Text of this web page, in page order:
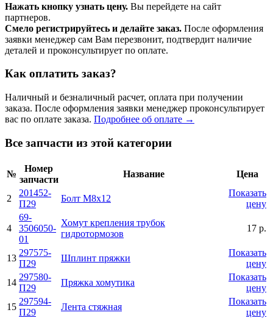
Нажать кнопку узнать цену. Вы перейдете на сайт
партнеров.
Смело регистрируйтесь и делайте заказ. После оформления
заявки менеджер сам Вам перезвонит, подтвердит наличие
деталей и проконсультирует по оплате.
Как оплатить заказ?
Наличный и безналичный расчет, оплата при получении
заказа. После оформления заявки менеджер проконсультирует
вас по оплате заказа. Подробнее об оплате →
Все запчасти из этой категории
№
Номер
запчасти
Название Цена
2
201452-
П29
Болт М8х12
Показать
цену
4
69-
3506050-
01
Хомут крепления трубок
гидротормозов
17 р.
13
297575-
П29
Шплинт пряжки
Показать
цену
14
297580-
П29
Пряжка хомутика
Показать
цену
15
297594-
П29
Лента стяжная
Показать
цену